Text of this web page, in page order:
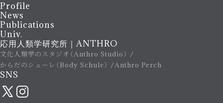
Profile
News
Publications
Univ.
応用人類学研究所｜ANTHRO
文化人類学のスタジオ（Anthro Studio）
からだのシューレ（Body Schule）
Anthro Perch
SNS